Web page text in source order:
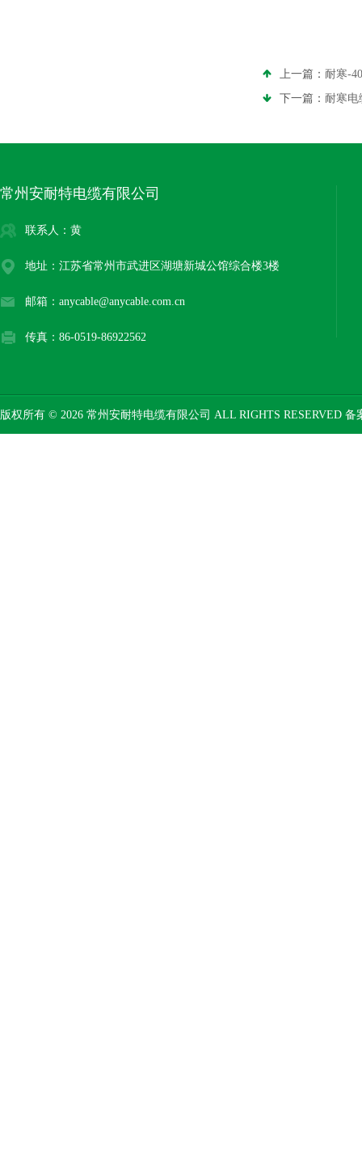
上一篇： 耐寒-
下一篇： 耐寒电
常州安耐特电缆有限公司
联系人：黄
地址：江苏省常州市武进区湖塘新城公馆综合楼3楼
邮箱：anycable@anycable.com.cn
传真：86-0519-86922562
版权所有 © 2026 常州安耐特电缆有限公司 ALL RIGHTS RESERVED 备